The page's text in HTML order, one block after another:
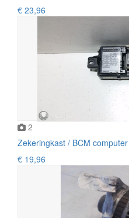
€ 23,96
2
Zekeringkast / BCM
€ 19,96